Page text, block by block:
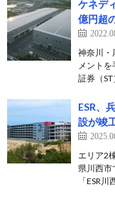
ケネデ
億円超
神奈川・
メント
証券（
ESR、
設が竣
エリア2
県川西
「ESR